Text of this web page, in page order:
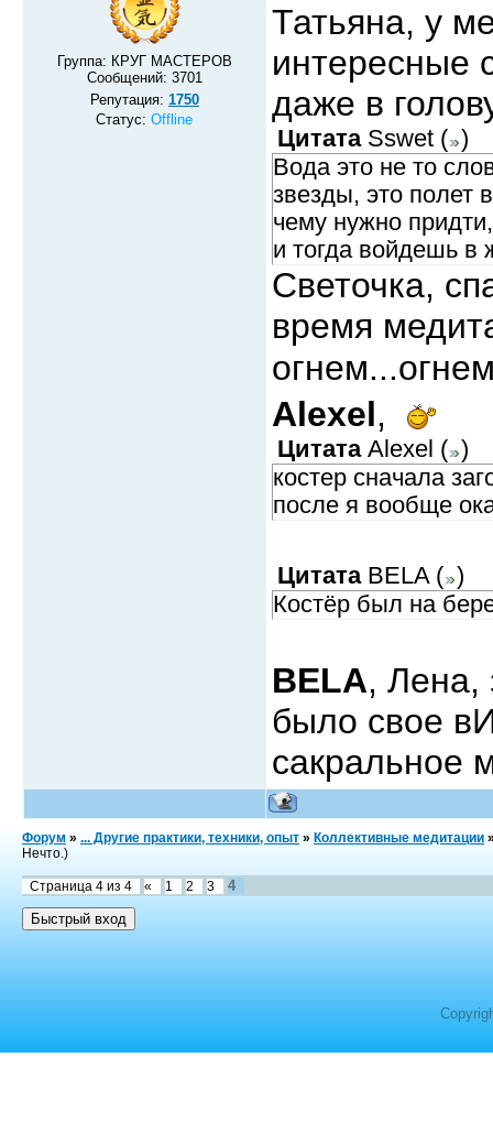
Группа: КРУГ МАСТЕРОВ
Сообщений: 3701
Репутация: 1750
Статус:Offline
Татьяна, у
интересные
даже в
Цитата Sswet ( )
Вода это не то
звезды, это полет
чему нужно
и тогда войдешь в
Светочка,
время
Alexel,
Цитата Alexel ( )
костер сначала
после я вообще
Цитата BELA ( )
Костёр был на
BELA, Лена,
было свое
сакральное
Форум » ... Другие практики, техники, опыт » Коллективные медитации
Нечто.)
Страница 4 из 4 « 1 2 3 4